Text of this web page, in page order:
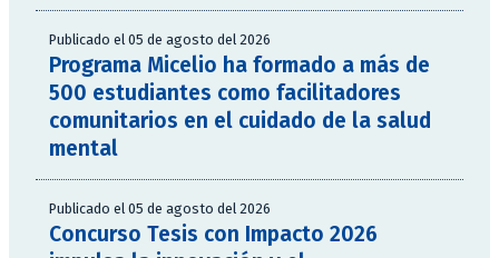
Publicado el 05 de agosto del 2026
Programa Micelio ha formado a más de
500 estudiantes como facilitadores
comunitarios en el cuidado de la salud
mental
Publicado el 05 de agosto del 2026
Concurso Tesis con Impacto 2026